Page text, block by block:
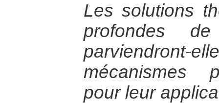
Les solutions
profondes
mécanismes
pour leur